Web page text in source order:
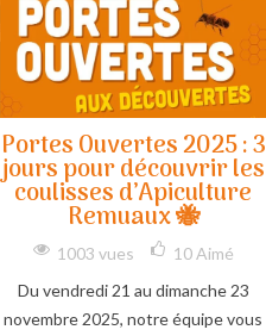
Portes Ouvertes 2025 : 3
jours pour découvrir les
coulisses d’Apiculture
Remuaux 🐝
1003 vues 10 Aimé
Du vendredi 21 au dimanche 23
novembre 2025, notre équipe vous